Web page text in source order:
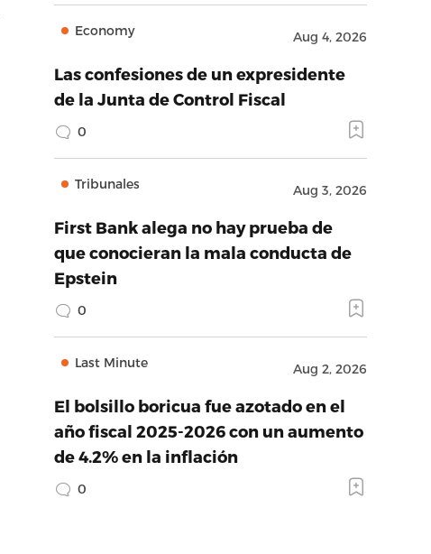
Economy Aug 4, 2026
Las confesiones de un expresidente
de la Junta de Control Fiscal
0
Tribunales Aug 3, 2026
First Bank alega no hay prueba de
que conocieran la mala conducta de
Epstein
0
Last Minute Aug 2, 2026
El bolsillo boricua fue azotado en el
año fiscal 2025-2026 con un aumento
de 4.2% en la inflación
0